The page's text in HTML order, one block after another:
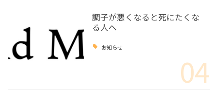
調子が悪くなると死にたくな
る人へ
お知らせ
04